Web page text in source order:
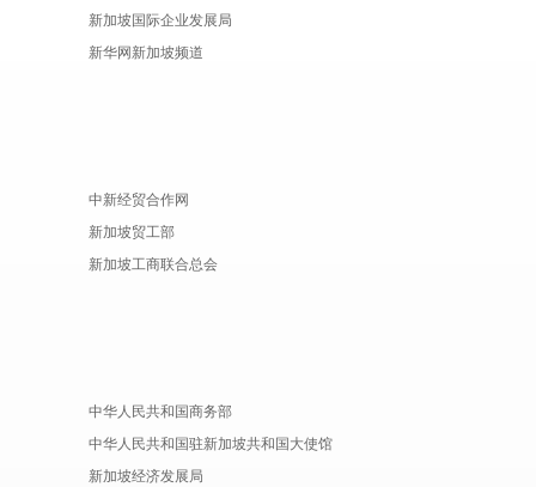
新加坡国际企业发展局
新华网新加坡频道
中新经贸合作网
新加坡贸工部
新加坡工商联合总会
中华人民共和国商务部
中华人民共和国驻新加坡共和国大使馆
新加坡经济发展局